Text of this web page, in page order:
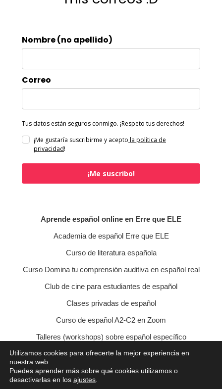
Nombre (no apellido)
Correo
Tus datos están seguros conmigo. ¡Respeto tus derechos!
¡Me gustaría suscribirme y acepto la política de
privacidad!
¡Me suscribo!
Aprende español online en Erre que ELE
Academia de español Erre que ELE
Curso de literatura española
Curso Domina tu comprensión auditiva en español real
Club de cine para estudiantes de español
Clases privadas de español
Curso de español A2-C2 en Zoom
Talleres (workshops) sobre español específico
Curso de conversación veraniego
Política de privacidad
Política de cookies
Condiciones de contratación
Utilizamos cookies para ofrecerte la mejor experiencia en
nuestra web.
Puedes aprender más sobre qué cookies utilizamos o
desactivarlas en los ajustes